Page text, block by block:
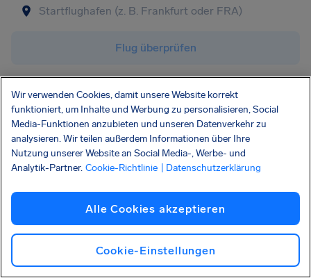
Flug überprüfen
Keine Beeinträchtigungen gemeldet
Wir verwenden Cookies, damit unsere Website korrekt
funktioniert, um Inhalte und Werbung zu personalisieren, Social
Media-Funktionen anzubieten und unseren Datenverkehr zu
analysieren. Wir teilen außerdem Informationen über Ihre
Nutzung unserer Website an Social Media-, Werbe- und
Analytik-Partner. Cookie-Richtlinie | Datenschutzerklärung
Alle Cookies akzeptieren
Cookie-Einstellungen